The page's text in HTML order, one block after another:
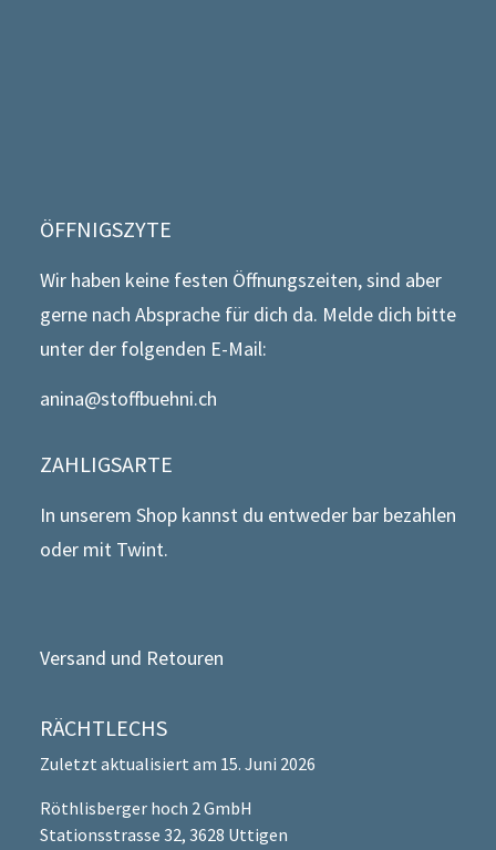
ÖFFNIGSZYTE
Wir haben keine festen Öffnungszeiten, sind aber
gerne nach Absprache für dich da. Melde dich bitte
unter der folgenden E-Mail:
anina@stoffbuehni.ch
ZAHLIGSARTE
In unserem Shop kannst du entweder bar bezahlen
oder mit Twint.
Versand und Retouren
RÄCHTLECHS
Zuletzt aktualisiert am 15. Juni 2026
Röthlisberger hoch 2 GmbH
Stationsstrasse 32, 3628 Uttigen